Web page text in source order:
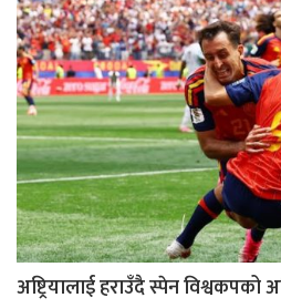
अष्ट्रियालाई हराउँदै स्पेन विश्वकपको